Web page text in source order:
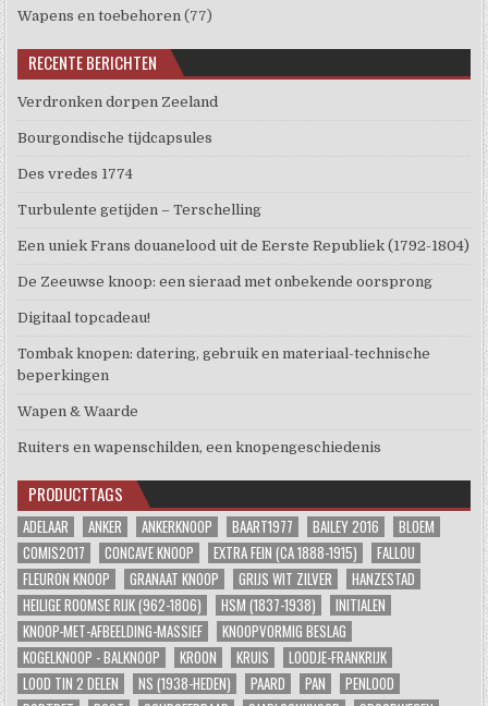
Wapens en toebehoren (77)
RECENTE BERICHTEN
Verdronken dorpen Zeeland
Bourgondische tijdcapsules
Des vredes 1774
Turbulente getijden – Terschelling
Een uniek Frans douanelood uit de Eerste Republiek (1792-1804)
De Zeeuwse knoop: een sieraad met onbekende oorsprong
Digitaal topcadeau!
Tombak knopen: datering, gebruik en materiaal-technische
beperkingen
Wapen & Waarde
Ruiters en wapenschilden, een knopengeschiedenis
PRODUCTTAGS
ADELAAR ANKER ANKERKNOOP BAART1977 BAILEY 2016
BLOEM
COMIS2017
CONCAVE KNOOP EXTRA FEIN (CA 1888-1915)
FALLOU
FLEURON KNOOP
GRANAAT KNOOP GRIJS WIT ZILVER
HANZESTAD
HEILIGE ROOMSE RIJK (962-1806)
HSM (1837-1938)
INITIALEN
KNOOP-MET-AFBEELDING-MASSIEF
KNOOPVORMIG BESLAG
KOGELKNOOP - BALKNOOP
KROON KRUIS
LOODJE-FRANKRIJK
LOOD TIN 2 DELEN
NS (1938-HEDEN) PAARD PAN
PENLOOD